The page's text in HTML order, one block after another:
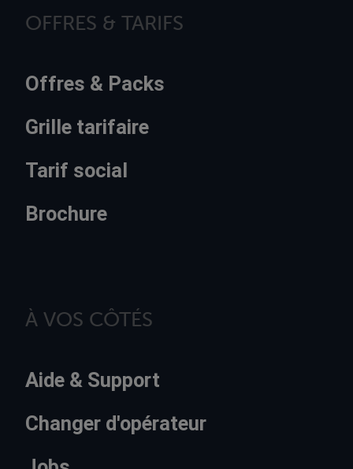
OFFRES & TARIFS
Offres & Packs
Grille tarifaire
Tarif social
Brochure
À VOS CÔTÉS
Aide & Support
Changer d'opérateur